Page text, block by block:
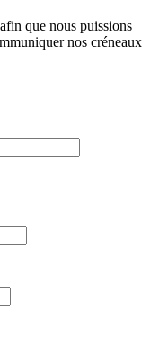
que nous puissions
nos créneaux